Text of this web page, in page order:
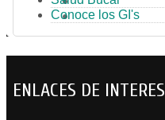
Conoce los GI's
ENLACES DE INTERES